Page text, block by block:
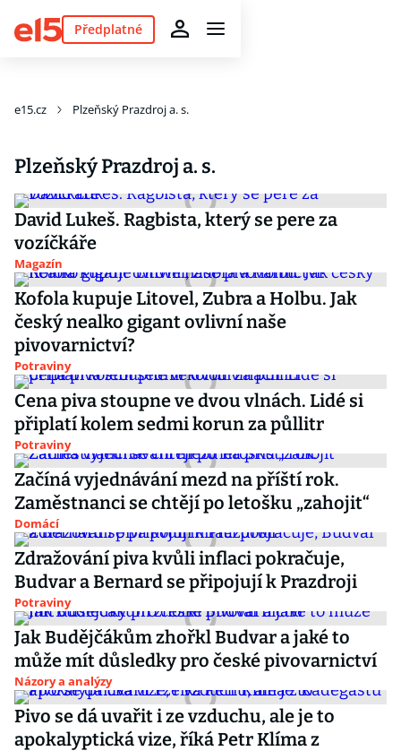
Předplatné
e15.cz Plzeňský Prazdroj a. s.
Plzeňský Prazdroj a. s.
David Lukeš. Ragbista, který se pere za
vozíčkáře
Magazín
Kofola kupuje Litovel, Zubra a Holbu. Jak
český nealko gigant ovlivní naše
pivovarnictví?
Potraviny
Cena piva stoupne ve dvou vlnách. Lidé si
připlatí kolem sedmi korun za půllitr
Potraviny
Začíná vyjednávání mezd na příští rok.
Zaměstnanci se chtějí po letošku „zahojit“
Domácí
Zdražování piva kvůli inflaci pokračuje,
Budvar a Bernard se připojují k Prazdroji
Potraviny
Jak Budějčákům zhořkl Budvar a jaké to
může mít důsledky pro české pivovarnictví
Názory a analýzy
Pivo se dá uvařit i ze vzduchu, ale je to
apokalyptická vize, říká Petr Klíma z